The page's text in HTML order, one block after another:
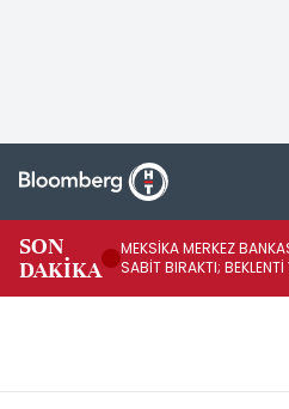
SON
DAKİKA
MEKSİKA MERKEZ
SABİT BIRAKTI;